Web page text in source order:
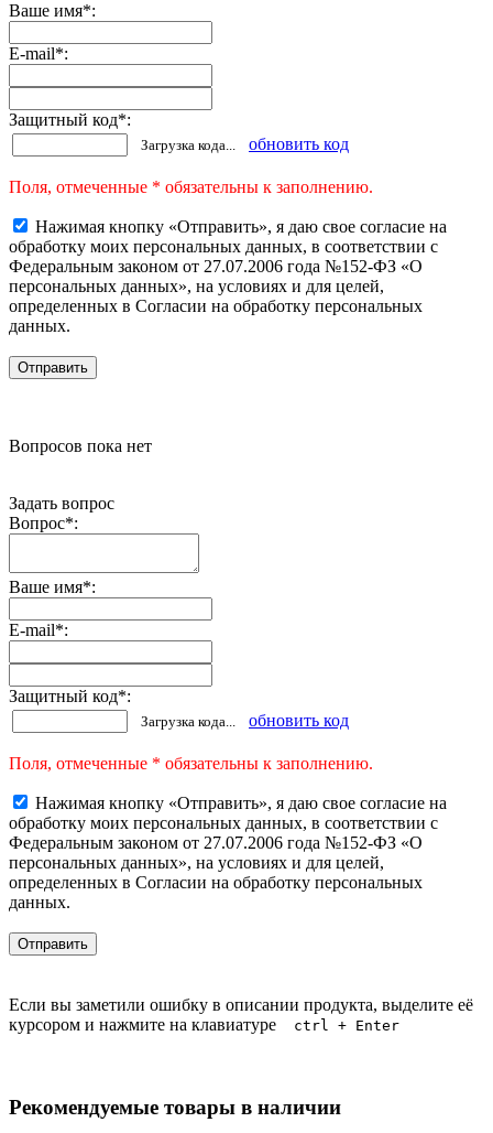
Ваше имя*:
E-mail*:
Защитный код*:
Загрузка кода... обновить код
Поля, отмеченные * обязательны к заполнению.
Нажимая кнопку «Отправить», я даю свое согласие на
обработку моих персональных данных, в соответствии с
Федеральным законом от 27.07.2006 года №152-ФЗ «О
персональных данных», на условиях и для целей,
определенных в Согласии на обработку персональных
данных.
Вопросов пока нет
Задать вопрос
Вопрос*:
Ваше имя*:
E-mail*:
Защитный код*:
Загрузка кода... обновить код
Поля, отмеченные * обязательны к заполнению.
Нажимая кнопку «Отправить», я даю свое согласие на
обработку моих персональных данных, в соответствии с
Федеральным законом от 27.07.2006 года №152-ФЗ «О
персональных данных», на условиях и для целей,
определенных в Согласии на обработку персональных
данных.
Если вы заметили ошибку в описании продукта, выделите её
курсором и нажмите на клавиатуре
ctrl + Enter
Рекомендуемые товары в наличии